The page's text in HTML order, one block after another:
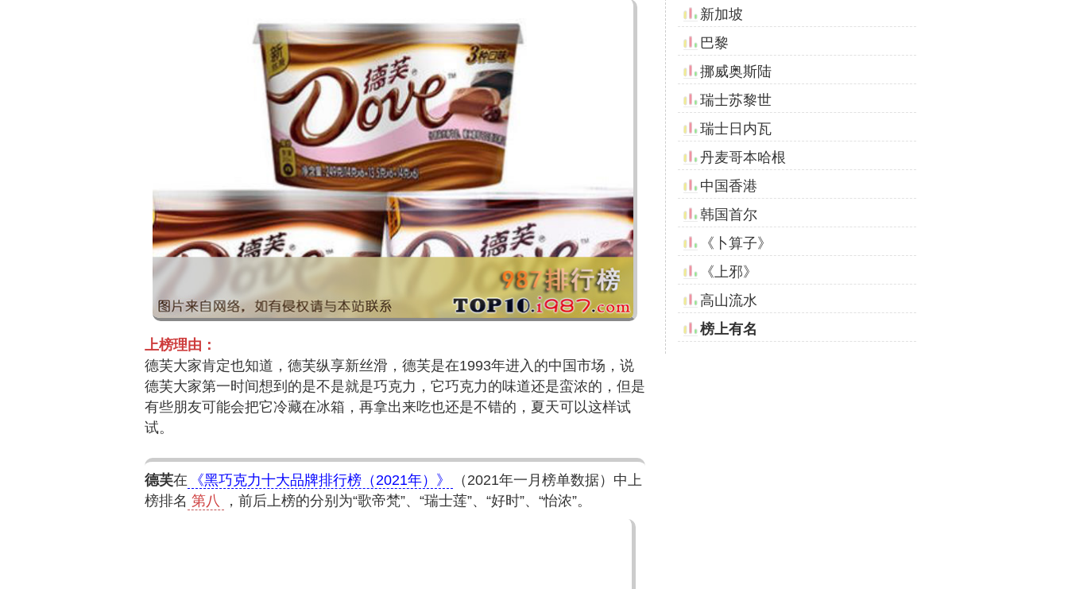
上榜理由：
德芙大家肯定也知道，德芙纵享新丝滑，德芙是在1993年进入的中国市场，说
德芙大家第一时间想到的是不是就是巧克力，它巧克力的味道还是蛮浓的，但是
有些朋友可能会把它冷藏在冰箱，再拿出来吃也还是不错的，夏天可以这样试
试。
德芙在 《黑巧克力十大品牌排行榜（2021年）》
（2021年一月榜单数据）中上
榜排名 第八 ，前后上榜的分别为“歌帝梵”、“瑞士莲”、“好时”、“怡浓”。
新加坡
巴黎
挪威奥斯陆
瑞士苏黎世
瑞士日内瓦
丹麦哥本哈根
中国香港
韩国首尔
《卜算子》
《上邪》
高山流水
榜上有名